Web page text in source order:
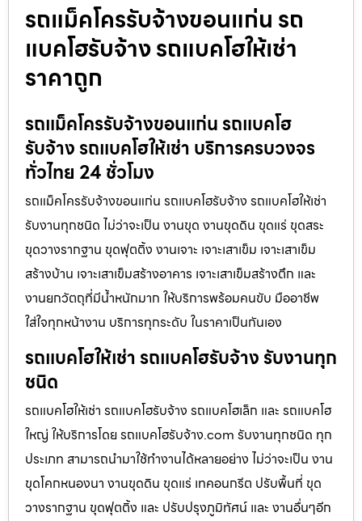
รถแม็คโครรับจ้างขอนแก่น รถ
แบคโฮรับจ้าง รถแบคโฮให้เช่า
ราคาถูก
รถแม็คโครรับจ้างขอนแก่น รถแบคโฮ
รับจ้าง รถแบคโฮให้เช่า บริการครบวงจร
ทั่วไทย 24 ชั่วโมง
รถแม็คโครรับจ้างขอนแก่น รถแบคโฮรับจ้าง รถแบคโฮให้เช่า
รับงานทุกชนิด ไม่ว่าจะเป็น งานขุด งานขุดดิน ขุดแร่ ขุดสระ
ขุดวางรากฐาน ขุดฟุตติ้ง งานเจาะ เจาะเสาเข็ม เจาะเสาเข็ม
สร้างบ้าน เจาะเสาเข็มสร้างอาคาร เจาะเสาเข็มสร้างตึก และ
งานยกวัตถุที่มีน้ำหนักมาก ให้บริการพร้อมคนขับ มืออาชีพ
ใส่ใจทุกหน้างาน บริการทุกระดับ ในราคาเป็นกันเอง
รถแบคโฮให้เช่า รถแบคโฮรับจ้าง รับงานทุก
ชนิด
รถแบคโฮให้เช่า รถแบคโฮรับจ้าง รถแบคโฮเล็ก และ รถแบคโฮ
ใหญ่ ให้บริการโดย รถแบคโฮรับจ้าง.com รับงานทุกชนิด ทุก
ประเภท สามารถนำมาใช้ทำงานได้หลายอย่าง ไม่ว่าจะเป็น งาน
ขุดโคกหนองนา งานขุดดิน ขุดแร่ เทคอนกรีต ปรับพื้นที่ ขุด
วางรากฐาน ขุดฟุตติ้ง และ ปรับปรุงภูมิทัศน์ และ งานอื่นๆอีก